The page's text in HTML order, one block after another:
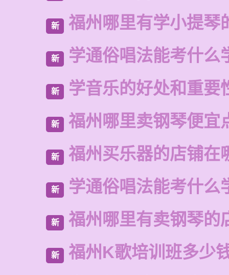
新 福州哪里有学小提琴
新 学通俗唱法能考什么
新 学音乐的好处和重要
新 福州哪里卖钢琴便宜
新 福州买乐器的店铺在
新 学通俗唱法能考什么
新 福州哪里有卖钢琴的
新 福州K歌培训班多少